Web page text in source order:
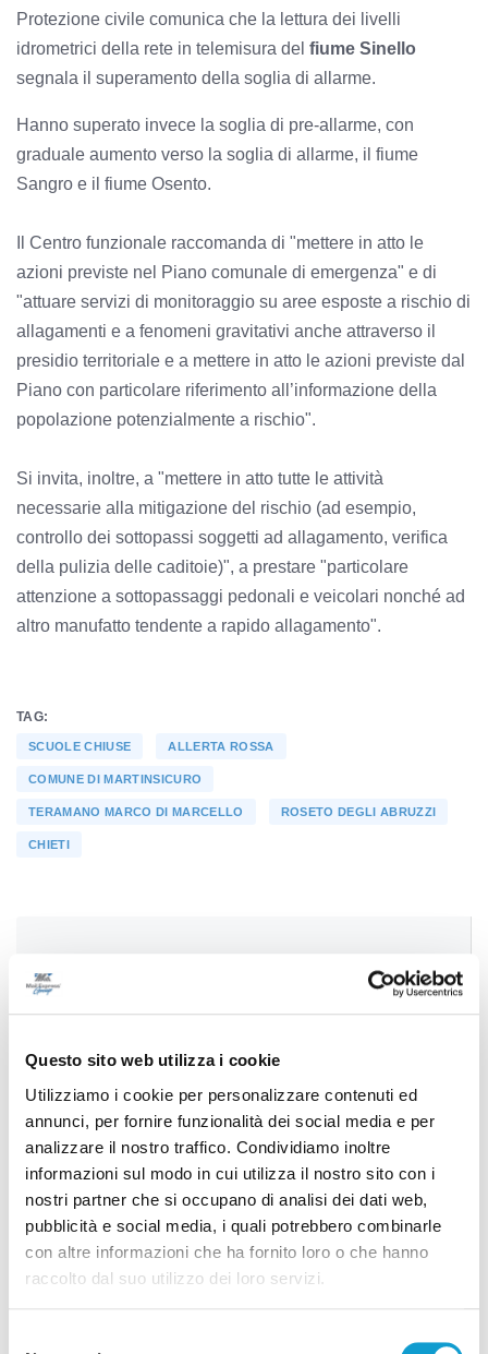
Questo sito web utilizza i cookie
Utilizziamo i cookie per personalizzare contenuti ed
annunci, per fornire funzionalità dei social media e per
analizzare il nostro traffico. Condividiamo inoltre
informazioni sul modo in cui utilizza il nostro sito con i
nostri partner che si occupano di analisi dei dati web,
pubblicità e social media, i quali potrebbero combinarle
con altre informazioni che ha fornito loro o che hanno
raccolto dal suo utilizzo dei loro servizi.
Protezione civile comunica che la lettura dei livelli
idrometrici della rete in telemisura del fiume Sinello
segnala il superamento della soglia di allarme.
Hanno superato invece la soglia di pre-allarme, con
graduale aumento verso la soglia di allarme, il fiume
Sangro e il fiume Osento.
Il Centro funzionale raccomanda di "mettere in atto le
azioni previste nel Piano comunale di emergenza" e di
"attuare servizi di monitoraggio su aree esposte a rischio di
allagamenti e a fenomeni gravitativi anche attraverso il
presidio territoriale e a mettere in atto le azioni previste dal
Piano con particolare riferimento all’informazione della
popolazione potenzialmente a rischio".
Si invita, inoltre, a "mettere in atto tutte le attività
necessarie alla mitigazione del rischio (ad esempio,
controllo dei sottopassi soggetti ad allagamento, verifica
della pulizia delle caditoie)", a prestare "particolare
attenzione a sottopassaggi pedonali e veicolari nonché ad
altro manufatto tendente a rapido allagamento".
TAG:
SCUOLE CHIUSE ALLERTA ROSSA
COMUNE DI MARTINSICURO
TERAMANO MARCO DI MARCELLO ROSETO DEGLI ABRUZZI
CHIETI
Samb-Arezzo: Curva Nord sold out
Successivo
Gatto acrobata si arrampica su un albero di 10 metri,
recuperato dai vigili del fuoco
Tutti gli articoli